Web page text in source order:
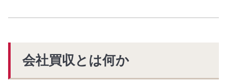
会社買収とは何か